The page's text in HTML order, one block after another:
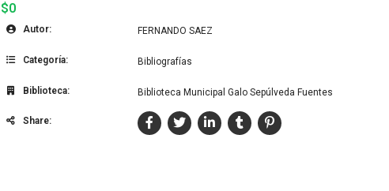
$0
Autor: FERNANDO SAEZ
Categoría: Bibliografías
Biblioteca: Biblioteca Municipal Galo Sepúlveda Fuentes
Share: